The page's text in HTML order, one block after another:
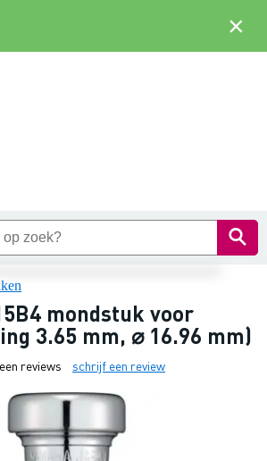
mondstuk voor
3.65 mm, ⌀ 16.96 mm)
reviews schrijf een review
×